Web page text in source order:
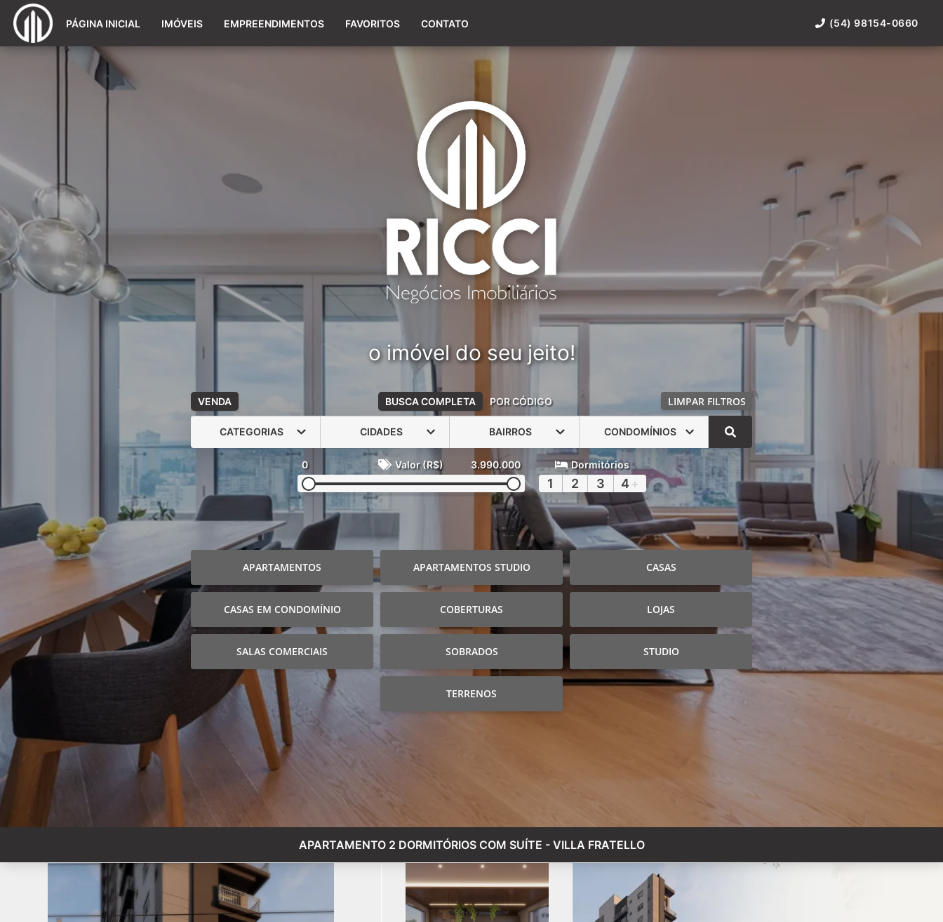
(54) 98154-0660
PÁGINA INICIAL IMÓVEIS EMPREENDIMENTOS FAVORITOS CONTATO (54) 98154-0660
o imóvel do seu jeito!
VENDA BUSCA COMPLETA POR CÓDIGO LIMPAR FILTROS
CATEGORIAS CIDADES BAIRROS CONDOMÍNIOS
0 Valor (R$) 3.990.000 Dormitórios
1 2 3 4 +
APARTAMENTOS APARTAMENTOS STUDIO CASAS
CASAS EM CONDOMÍNIO COBERTURAS LOJAS
SALAS COMERCIAIS SOBRADOS STUDIO
TERRENOS
APARTAMENTO 2 DORMITÓRIOS COM SUÍTE - VILLA FRATELLO